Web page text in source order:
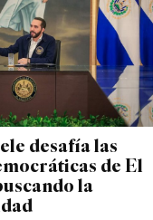
desafía las
de El
la